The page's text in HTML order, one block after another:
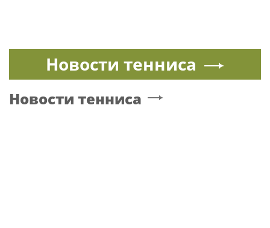
Новости тенниса
Новости тенниса